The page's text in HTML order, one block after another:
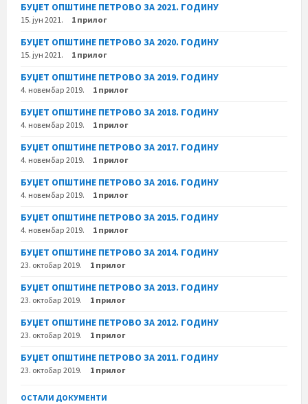
БУЏЕТ ОПШТИНЕ ПЕТРОВО ЗА 2021. ГОДИНУ
15. јун 2021. 1 прилог
БУЏЕТ ОПШТИНЕ ПЕТРОВО ЗА 2020. ГОДИНУ
15. јун 2021. 1 прилог
БУЏЕТ ОПШТИНЕ ПЕТРОВО ЗА 2019. ГОДИНУ
4. новембар 2019. 1 прилог
БУЏЕТ ОПШТИНЕ ПЕТРОВО ЗА 2018. ГОДИНУ
4. новембар 2019. 1 прилог
БУЏЕТ ОПШТИНЕ ПЕТРОВО ЗА 2017. ГОДИНУ
4. новембар 2019. 1 прилог
БУЏЕТ ОПШТИНЕ ПЕТРОВО ЗА 2016. ГОДИНУ
4. новембар 2019. 1 прилог
БУЏЕТ ОПШТИНЕ ПЕТРОВО ЗА 2015. ГОДИНУ
4. новембар 2019. 1 прилог
БУЏЕТ ОПШТИНЕ ПЕТРОВО ЗА 2014. ГОДИНУ
23. октобар 2019. 1 прилог
БУЏЕТ ОПШТИНЕ ПЕТРОВО ЗА 2013. ГОДИНУ
23. октобар 2019. 1 прилог
БУЏЕТ ОПШТИНЕ ПЕТРОВО ЗА 2012. ГОДИНУ
23. октобар 2019. 1 прилог
БУЏЕТ ОПШТИНЕ ПЕТРОВО ЗА 2011. ГОДИНУ
23. октобар 2019. 1 прилог
ОСТАЛИ ДОКУМЕНТИ